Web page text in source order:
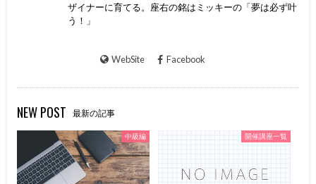
ザイナーに育てる。座右の銘はミッキーの「夢は必ず叶
う！」
WebSite Facebook
NEW POST 最新の記事
中級編 開催講座一覧